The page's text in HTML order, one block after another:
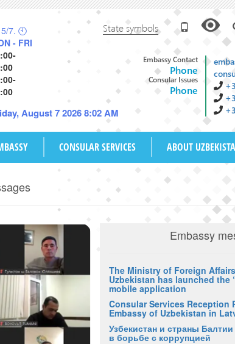
7. 🕙
- FRI
August 7 2026 8:02 AM
State symbols
Embassy Contact
Phone
Consular Issues
Phone
CONSULAR SERVICES ABOUT
Embassy
The Ministry of Foreign
Uzbekistan has launched the
mobile application
Consular Services Reception
Embassy of Uzbekistan in
Узбекистан и страны
в борьбе с коррупцией